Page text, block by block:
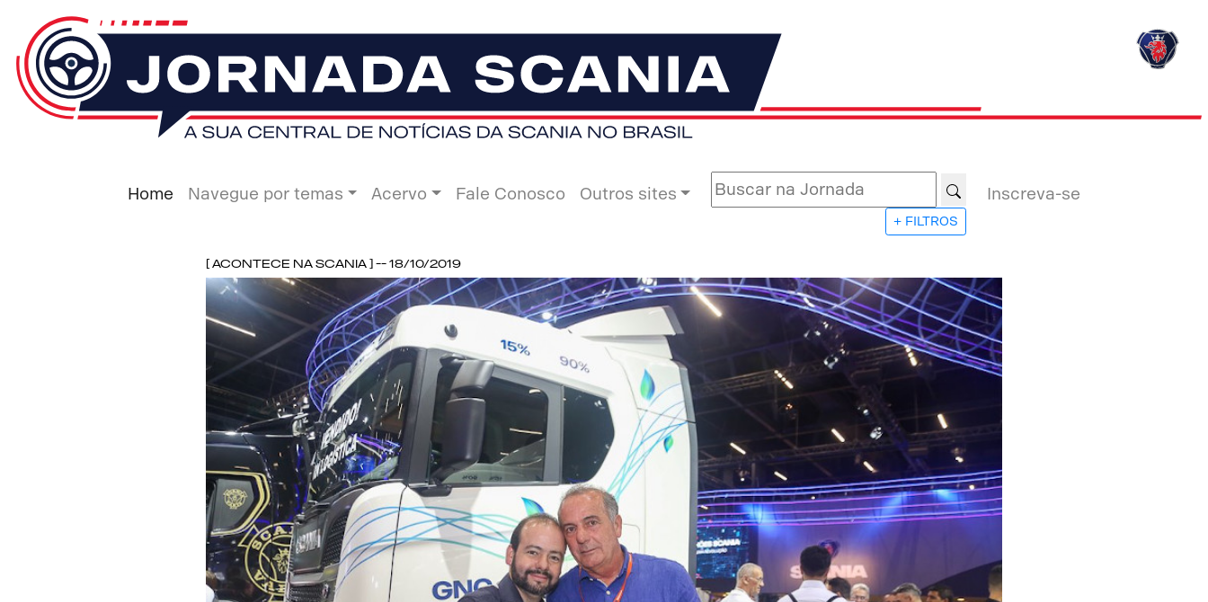
Home Navegue por temas Acervo Fale Conosco Outros sites
+ FILTROS
Inscreva-se
[ Acontece na Scania ] -- 18/10/2019